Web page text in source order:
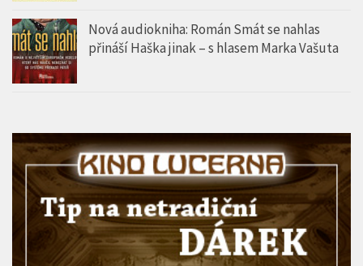
Nová audiokniha: Román Smát se nahlas
přináší Haška jinak – s hlasem Marka Vašuta